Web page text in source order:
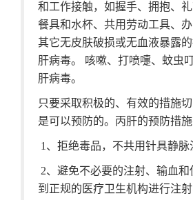
和工作接触，如握手、拥抱、
餐具和水杯、共用劳动工具、
其它无皮肤破损或无血液暴露
肝病毒。 咳嗽、打喷嚏、蚊虫
肝病毒。
只要采取积极的、有效的措施
是可以预防的。丙肝的预防措施
1、拒绝毒品，不共用针具静脉
2、避免不必要的注射、输血和
到正规的医疗卫生机构进行注